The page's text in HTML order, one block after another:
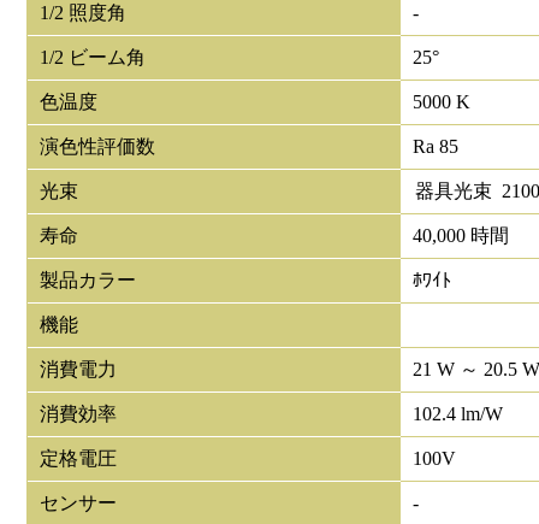
1/2 照度角 -
1/2 ビーム角 25°
色温度 5000 K
演色性評価数 Ra 85
光束 器具光束
寿命 40,000 時間
製品カラー ﾎﾜｲﾄ
機能
消費電力 21 W ～ 20.5
消費効率 102.4 lm/W
定格電圧 100V
センサー -